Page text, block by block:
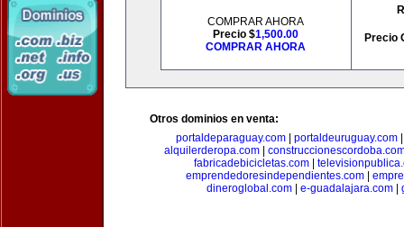
COMPRAR AHORA
Precio $1,500.00
COMPRAR AHORA
Precio
Otros dominios en venta:
portaldeparaguay.com| portaldeuruguay.com
alquilerderopa.com|
fabricadebicicletas.com
emprendedoresindependientes.com|
dineroglobal.com
e-guadalajara.com